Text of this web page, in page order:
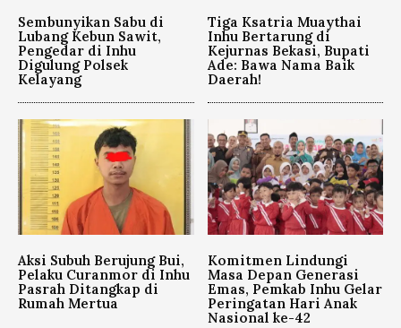
Sembunyikan Sabu di
Lubang Kebun Sawit,
Pengedar di Inhu
Digulung Polsek
Kelayang
Tiga Ksatria Muaythai
Inhu Bertarung di
Kejurnas Bekasi, Bupati
Ade: Bawa Nama Baik
Daerah!
Aksi Subuh Berujung Bui,
Pelaku Curanmor di Inhu
Pasrah Ditangkap di
Rumah Mertua
Komitmen Lindungi
Masa Depan Generasi
Emas, Pemkab Inhu Gelar
Peringatan Hari Anak
Nasional ke-42